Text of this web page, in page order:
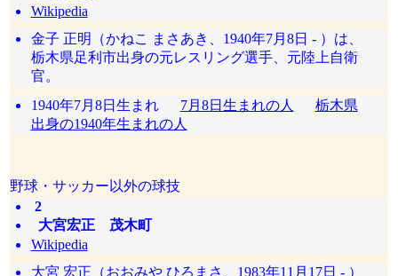
Wikipedia
金子 正明（かねこ まさあき、1940年7月8日 - ）は、
栃木県足利市出身の元レスリング選手、元陸上自衛
官。
1940年7月8日生まれ 7月8日生まれの人
栃木県
出身の1940年生まれの人
野球・サッカー以外の球技
2
大宮宏正 茂木町
Wikipedia
大宮 宏正（おおみや ひろまさ、1983年11月17日 - ）